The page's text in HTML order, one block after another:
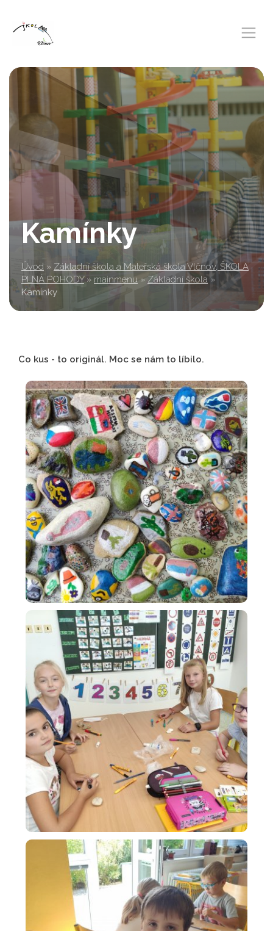
Kamínky
Úvod » Základní škola a Mateřská škola Vlčnov, ŠKOLA
PLNÁ POHODY » mainmenu » Základní škola »
Kamínky
Co kus - to originál. Moc se nám to líbilo.